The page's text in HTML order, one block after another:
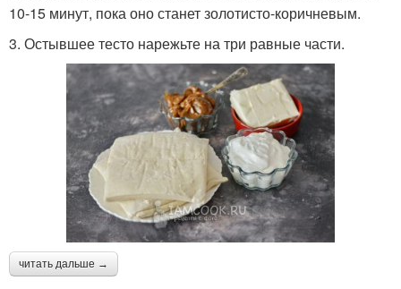
10-15 минут, пока оно станет золотисто-коричневым.
3. Остывшее тесто нарежьте на три равные части.
читать дальше →